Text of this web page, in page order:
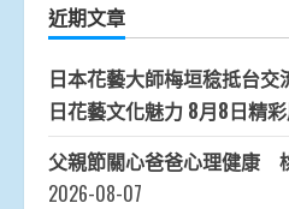
近期文章
日本花藝大師梅垣稔抵台
日花藝文化魅力 8月8日精
父親節關心爸爸心理健康
2026-08-07